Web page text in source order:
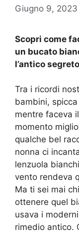
Giugno 9, 2023
Scopri come
un bucato
l’antico
Tra i ricordi
bambini,
mentre faceva
momento
qualche bel
nonna ci
lenzuola
vento rendeva
Ma ti sei mai
ottenere quel
usava i
rimedio antico.